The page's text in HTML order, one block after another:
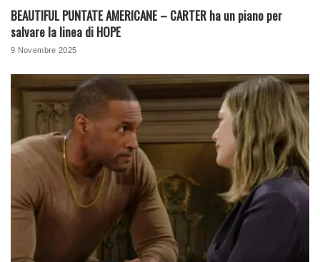
BEAUTIFUL PUNTATE AMERICANE – CARTER ha un piano per
salvare la linea di HOPE
9 Novembre 2025